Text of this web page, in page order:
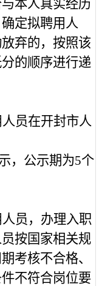
本人真实经历
定拟聘用人
弃的，按照该
的顺序进行递
员在开封市人
，公示期为5个
员，办理入职
按国家相关规
考核不合格、
不符合岗位要